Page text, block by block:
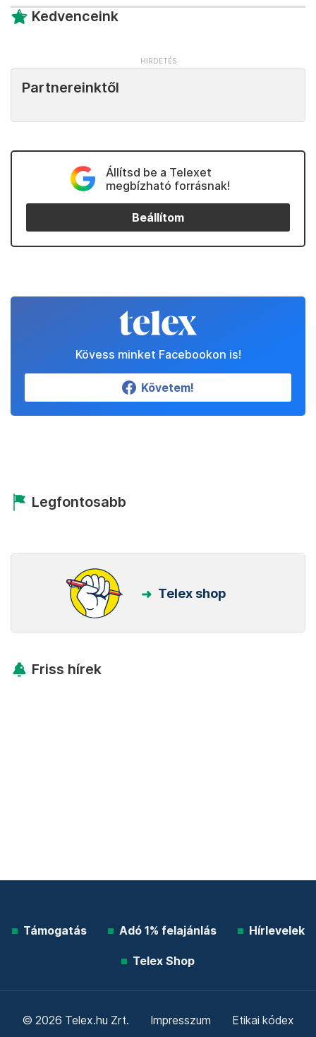
Kedvenceink
Partnereinktől
Állítsd be a Telexet
megbízható forrásnak!
Beállítom
Kövess minket Facebookon is!
Követem!
Legfontosabb
Telex shop
Friss hírek
Támogatás Adó 1% felajánlás Hírlevelek
Telex Shop
© 2026 Telex.hu Zrt. Impresszum Etikai kódex